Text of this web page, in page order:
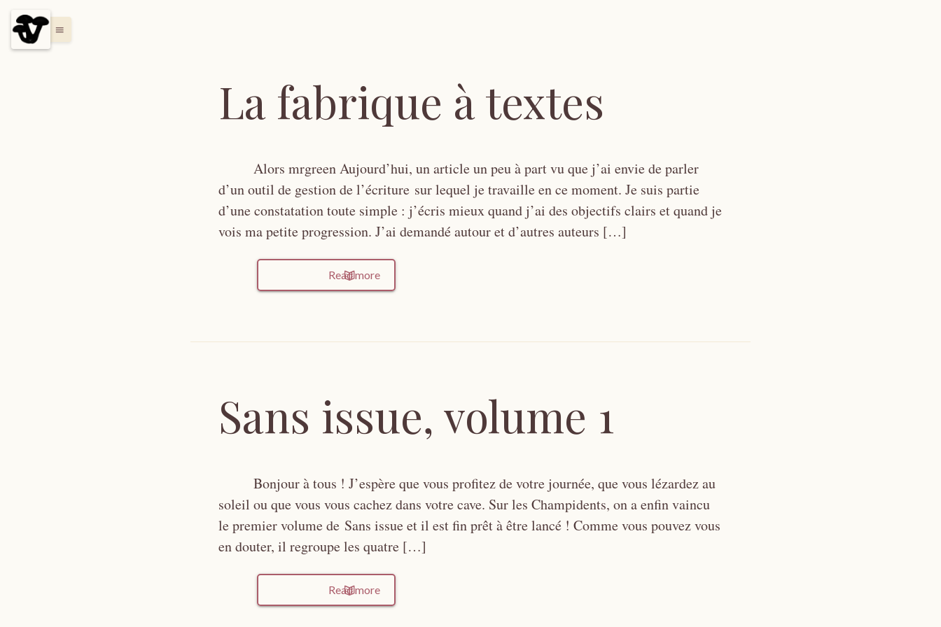
menu
La fabrique à textes
Alors mrgreen Aujourd’hui, un article un peu à part vu que j’ai envie de parler
d’un outil de gestion de l’écriture sur lequel je travaille en ce moment. Je suis partie
d’une constatation toute simple : j’écris mieux quand j’ai des objectifs clairs et quand je
vois ma petite progression. J’ai demandé autour et d’autres auteurs […]
Read more
Sans issue, volume 1
Bonjour à tous ! J’espère que vous profitez de votre journée, que vous lézardez au
soleil ou que vous vous cachez dans votre cave. Sur les Champidents, on a enfin vaincu
le premier volume de Sans issue et il est fin prêt à être lancé ! Comme vous pouvez vous
en douter, il regroupe les quatre […]
Read more